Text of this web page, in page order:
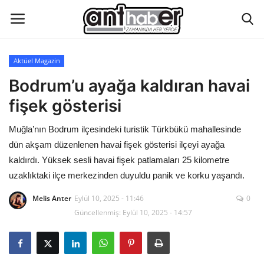
Künye
Eğitim
Aktüel Magazin
Hakkımızda
İletişim
Asayiş
Aktüel Magazin
Bodrum’u ayağa kaldıran havai
fişek gösterisi
Muğla’nın Bodrum ilçesindeki turistik Türkbükü mahallesinde
dün akşam düzenlenen havai fişek gösterisi ilçeyi ayağa
kaldırdı. Yüksek sesli havai fişek patlamaları 25 kilometre
uzaklıktaki ilçe merkezinden duyuldu panik ve korku yaşandı.
Melis Anter Eylül 10, 2025 - 11:46
Güncellenmiş: Eylül 10, 2025 - 14:57
0